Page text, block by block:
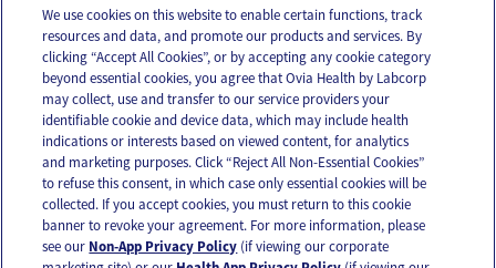
Email Text
OUR APPS
FOLLOW US
We use cookies on this website to enable certain functions, track
resources and data, and promote our products and services. By
clicking “Accept All Cookies”, or by accepting any cookie category
beyond essential cookies, you agree that Ovia Health by Labcorp
may collect, use and transfer to our service providers your
identifiable cookie and device data, which may include health
indications or interests based on viewed content, for analytics
and marketing purposes. Click “Reject All Non-Essential Cookies”
to refuse this consent, in which case only essential cookies will be
collected. If you accept cookies, you must return to this cookie
banner to revoke your agreement. For more information, please
see our Non-App Privacy Policy (if viewing our corporate